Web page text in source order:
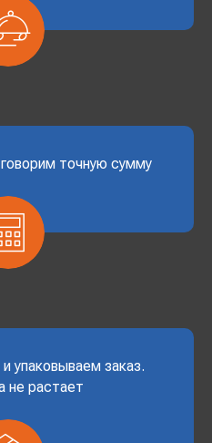
точную сумму
упаковываем заказ.
не растает